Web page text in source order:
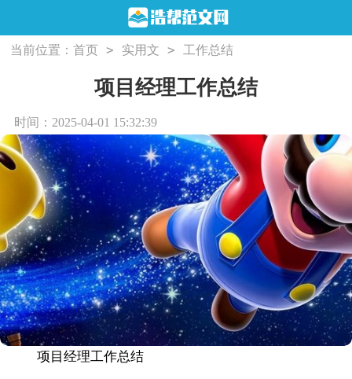
当前位置：首页 > 实用文 > 工作总结
项目经理工作总结
时间：2025-04-01 15:32:39
项目经理工作总结